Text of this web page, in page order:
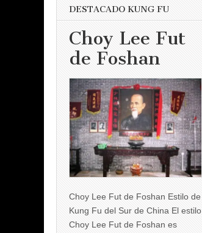
DESTACADO KUNG FU
Choy Lee Fut
de Foshan
Choy Lee Fut de Foshan Estilo de
Kung Fu del Sur de China El estilo
Choy Lee Fut de Foshan es